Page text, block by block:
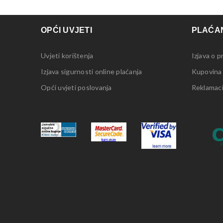
OPĆI UVJETI
Uvjeti korištenja
Izjava sigurnosti online plaćanja
Opći uvjeti poslovanja
Izjava o